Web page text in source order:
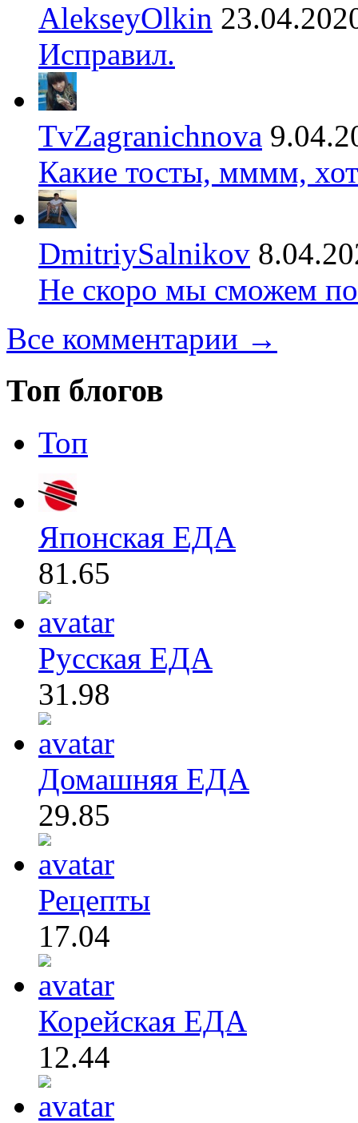
AlekseyOlkin
Исправил.
TvZagranichnova
Какие тосты, мммм,
DmitriySalnikov
Не скоро мы сможем
Все комментарии →
Топ блогов
Топ
Японская ЕДА
81.65
Русская ЕДА
31.98
Домашняя ЕДА
29.85
Рецепты
17.04
Корейская ЕДА
12.44